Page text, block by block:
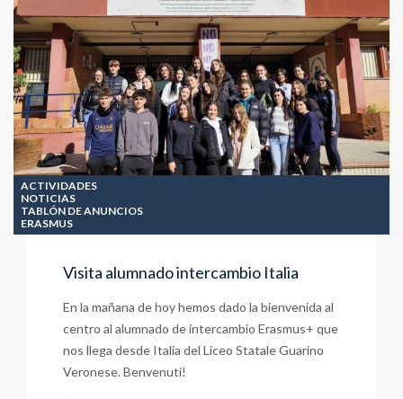
ACTIVIDADES
NOTICIAS
TABLÓN DE ANUNCIOS
ERASMUS
Visita alumnado intercambio Italia
En la mañana de hoy hemos dado la bienvenida al
centro al alumnado de intercambio Erasmus+ que
nos llega desde Italia del Liceo Statale Guarino
Veronese. Benvenuti!